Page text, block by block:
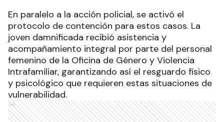
En paralelo a la acción policial, se activó el
protocolo de contención para estos casos. La
joven damnificada recibió asistencia y
acompañamiento integral por parte del personal
femenino de la Oficina de Género y Violencia
Intrafamiliar, garantizando así el resguardo físico
y psicológico que requieren estas situaciones de
vulnerabilidad.
Ads